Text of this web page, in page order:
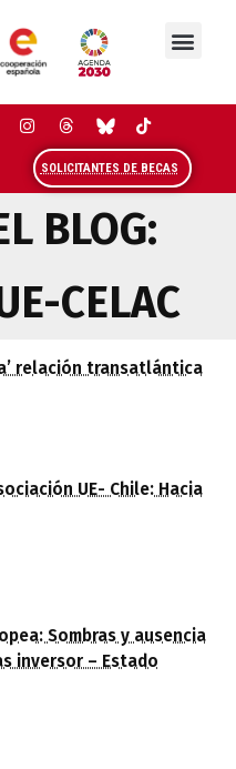
SOLICITANTES DE BECAS
BLOG:
CELAC
COLABORAN EN
relación transatlántica
UE- Chile: Hacia
Sombras y ausencia
inversor – Estado